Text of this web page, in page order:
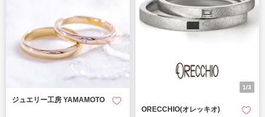
ジュエリー工房 YAMAMOTO
1/3
ORECCHIO(オレッキオ)